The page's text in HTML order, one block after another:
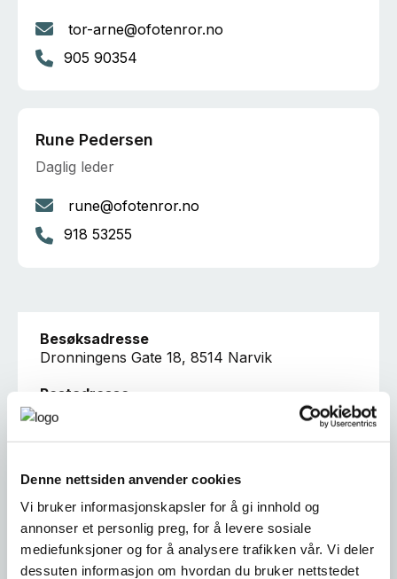
Denne nettsiden anvender cookies
Vi bruker informasjonskapsler for å gi innhold og
annonser et personlig preg, for å levere sosiale
mediefunksjoner og for å analysere trafikken vår. Vi deler
dessuten informasjon om hvordan du bruker nettstedet
tor-arne@ofotenror.no
905 90354
Rune Pedersen
Daglig leder
rune@ofotenror.no
918 53255
Besøksadresse
Dronningens Gate 18, 8514 Narvik
Postadresse
Dronningens gate 18, 8514 NARVIK
Nettside
Er dette din bedriftsprofil?
Klikk her for å be om redigeringstilgang